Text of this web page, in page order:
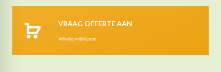
VRAAG OFFERTE AAN
Volledig vrijblijvend